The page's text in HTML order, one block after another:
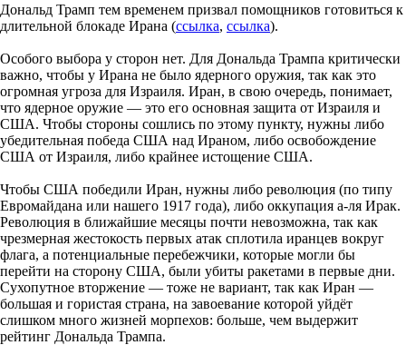
Дональд Трамп тем временем призвал помощников готовиться к
длительной блокаде Ирана (ссылка, ссылка).
Особого выбора у сторон нет. Для Дональда Трампа критически
важно, чтобы у Ирана не было ядерного оружия, так как это
огромная угроза для Израиля. Иран, в свою очередь, понимает,
что ядерное оружие — это его основная защита от Израиля и
США. Чтобы стороны сошлись по этому пункту, нужны либо
убедительная победа США над Ираном, либо освобождение
США от Израиля, либо крайнее истощение США.
Чтобы США победили Иран, нужны либо революция (по типу
Евромайдана или нашего 1917 года), либо оккупация а-ля Ирак.
Революция в ближайшие месяцы почти невозможна, так как
чрезмерная жестокость первых атак сплотила иранцев вокруг
флага, а потенциальные перебежчики, которые могли бы
перейти на сторону США, были убиты ракетами в первые дни.
Сухопутное вторжение — тоже не вариант, так как Иран —
большая и гористая страна, на завоевание которой уйдёт
слишком много жизней морпехов: больше, чем выдержит
рейтинг Дональда Трампа.